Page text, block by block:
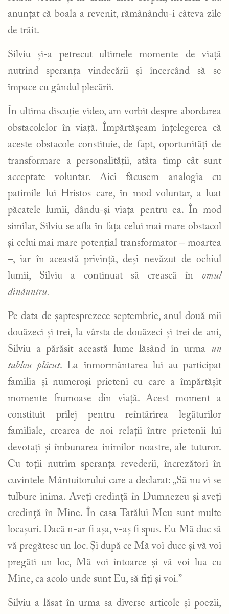
anunțat că boala a revenit, rămânându-i câteva zile
de trăit.
Silviu și-a petrecut ultimele momente de viață
nutrind speranța vindecării și încercând să se
împace cu gândul plecării.
În ultima discuție video, am vorbit despre abordarea
obstacolelor în viață. Împărtășeam înțelegerea că
aceste obstacole constituie, de fapt, oportunități de
transformare a personalității, atâta timp cât sunt
acceptate voluntar. Aici făcusem analogia cu
patimile lui Hristos care, în mod voluntar, a luat
păcatele lumii, dându-și viața pentru ea. În mod
similar, Silviu se afla în fața celui mai mare obstacol
și celui mai mare potențial transformator – moartea
–, iar în această privință, deși nevăzut de ochiul
lumii, Silviu a continuat să crească în omul
dinăuntru.
Pe data de șaptesprezece septembrie, anul două mii
douăzeci și trei, la vârsta de douăzeci și trei de ani,
Silviu a părăsit această lume lăsând în urma un
tablou plăcut. La înmormântarea lui au participat
familia și numeroși prieteni cu care a împărtășit
momente frumoase din viață. Acest moment a
constituit prilej pentru reîntărirea legăturilor
familiale, crearea de noi relații între prietenii lui
devotați și îmbunarea inimilor noastre, ale tuturor.
Cu toții nutrim speranța revederii, încrezători în
cuvintele Mântuitorului care a declarat: „Să nu vi se
tulbure inima. Aveţi credinţă în Dumnezeu şi aveţi
credinţă în Mine. În casa Tatălui Meu sunt multe
locaşuri. Dacă n-ar fi aşa, v-aş fi spus. Eu Mă duc să
vă pregătesc un loc. Şi după ce Mă voi duce şi vă voi
pregăti un loc, Mă voi întoarce şi vă voi lua cu
Mine, ca acolo unde sunt Eu, să fiţi şi voi.”
Silviu a lăsat în urma sa diverse articole și poezii,